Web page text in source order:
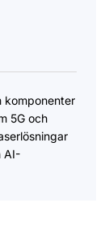
komponenter
5G och
AI-